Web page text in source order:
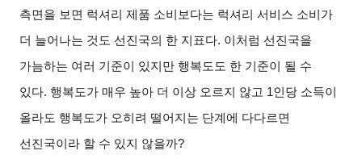
측면을 보면 럭셔리 제품 소비보다는 럭셔리 서비스 소비가
더 늘어나는 것도 선진국의 한 지표다. 이처럼 선진국을
가늠하는 여러 기준이 있지만 행복도도 한 기준이 될 수
있다. 행복도가 매우 높아 더 이상 오르지 않고 1인당 소득이
올라도 행복도가 오히려 떨어지는 단계에 다다르면
선진국이라 할 수 있지 않을까?